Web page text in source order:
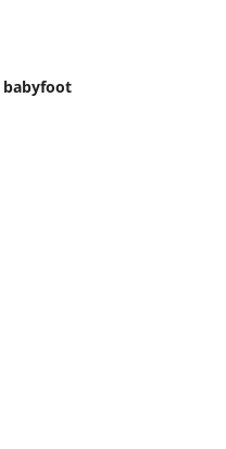
babyfoot